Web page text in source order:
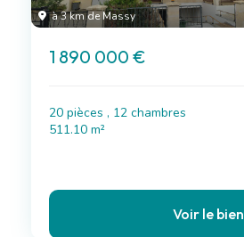
à 3 km de Massy
1 890 000 €
20 pièces , 12 chambres
511.10 m²
Voir le bien